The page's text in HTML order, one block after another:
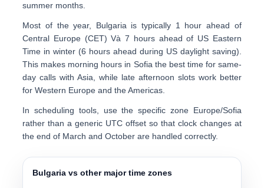
summer months.
Most of the year, Bulgaria is typically 1 hour ahead of
Central Europe (CET) Và7 hours ahead of US Eastern
Time in winter (6 hours ahead during US daylight saving).
This makes morning hours in Sofia the best time for same-
day calls with Asia, while late afternoon slots work better
for Western Europe and the Americas.
In scheduling tools, use the specific zone Europe/Sofia
rather than a generic UTC offset so that clock changes at
the end of March and October are handled correctly.
Bulgaria vs other major time zones